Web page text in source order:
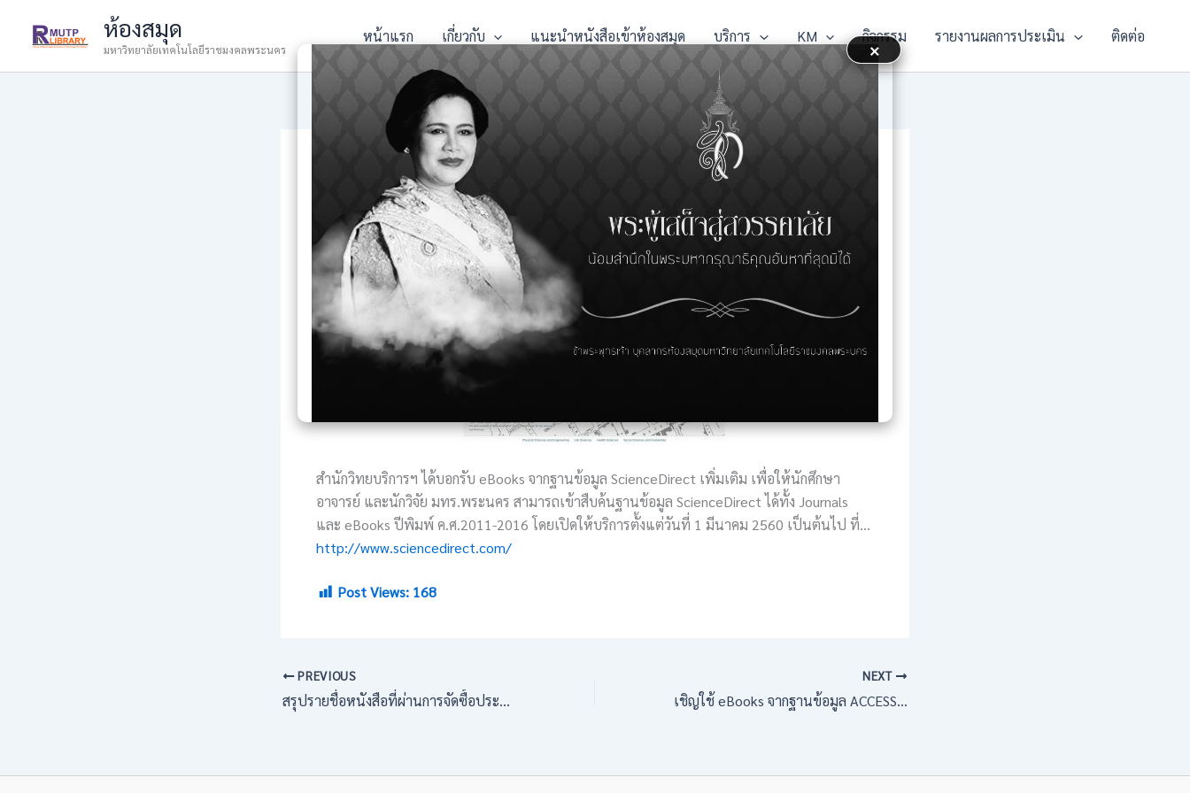
×
ห้องสมุด
มหาวิทยาลัยเทคโนโลยีราชมงคลพระนคร
หน้าแรก เกี่ยวกับ แนะนำหนังสือเข้าห้องสมุด บริการ KM กิจกรรม รายงานผลการประเมิน ติดต่อ
เชิญใช้ eBook จากฐานข้อมูล ScienceDirect
admin/3 May, 2019
สำนักวิทยบริการฯ ได้บอกรับ eBooks จากฐานข้อมูล ScienceDirect เพิ่มเติม เพื่อให้นักศึกษา
อาจารย์ และนักวิจัย มทร.พระนคร สามารถเข้าสืบค้นฐานข้อมูล ScienceDirect ได้ทั้ง Journals
และ eBooks ปีพิมพ์ ค.ศ.2011-2016 โดยเปิดให้บริการตั้งแต่วันที่ 1 มีนาคม 2560 เป็นต้นไป ที่…
http://www.sciencedirect.com/
Post Views: 168
PREVIOUS
สรุปรายชื่อหนังสือที่ผ่านการจัดซื้ัอประจำปีงบประมาณ 2561
NEXT
เชิญใช้ eBooks จากฐานข้อมูล ACCESS ENGINEERING